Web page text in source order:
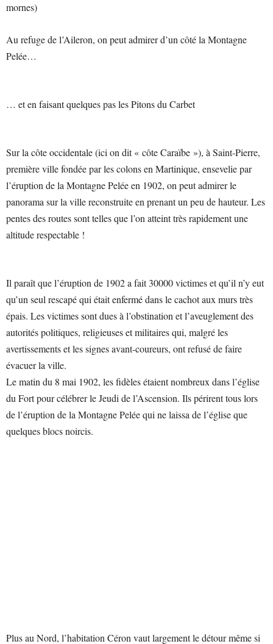
mornes)
Au refuge de l’Aileron, on peut admirer d’un côté la Montagne
Pelée…
… et en faisant quelques pas les Pitons du Carbet
Sur la côte occidentale (ici on dit « côte Caraïbe »), à Saint-Pierre,
première ville fondée par les colons en Martinique, ensevelie par
l’éruption de la Montagne Pelée en 1902, on peut admirer le
panorama sur la ville reconstruite en prenant un peu de hauteur. Les
pentes des routes sont telles que l’on atteint très rapidement une
altitude respectable !
Il paraît que l’éruption de 1902 a fait 30000 victimes et qu’il n’y eut
qu’un seul rescapé qui était enfermé dans le cachot aux murs très
épais. Les victimes sont dues à l’obstination et l’aveuglement des
autorités politiques, religieuses et militaires qui, malgré les
avertissements et les signes avant-coureurs, ont refusé de faire
évacuer la ville.
Le matin du 8 mai 1902, les fidèles étaient nombreux dans l’église
du Fort pour célébrer le Jeudi de l’Ascension. Ils périrent tous lors
de l’éruption de la Montagne Pelée qui ne laissa de l’église que
quelques blocs noircis.
Plus au Nord, l’habitation Céron vaut largement le détour même si